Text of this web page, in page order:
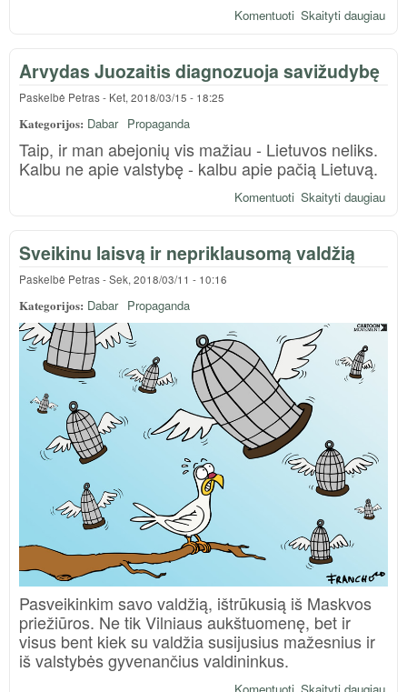
Skaityti daugiauapie
Komentuoti
Arvydas Juozaitis diagnozuoja savižudybę
Paskelbė Petras- Ket, 2018/03/15 - 18:25
Kategorijos: Dabar Propaganda
Taip, ir man abejonių vis mažiau - Lietuvos neliks.
Kalbu ne apie valstybę - kalbu apie pačią Lietuvą.
Skaityti daugiauapie
Komentuoti
Sveikinu laisvą ir nepriklausomą valdžią
Paskelbė Petras-Sek, 2018/03/11 - 10:16
Kategorijos: Dabar Propaganda
Pasveikinkim savo valdžią, ištrūkusią iš Maskvos
priežiūros. Ne tik Vilniaus aukštuomenę, bet ir
visus bent kiek su valdžia susijusius mažesnius ir
iš valstybės gyvenančius valdininkus.